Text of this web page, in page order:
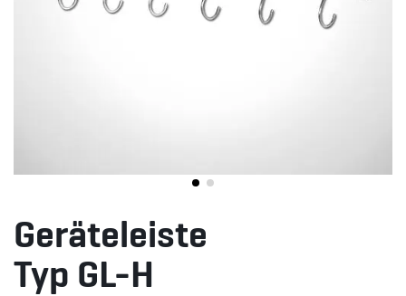
Geräteleiste
Typ GL-H